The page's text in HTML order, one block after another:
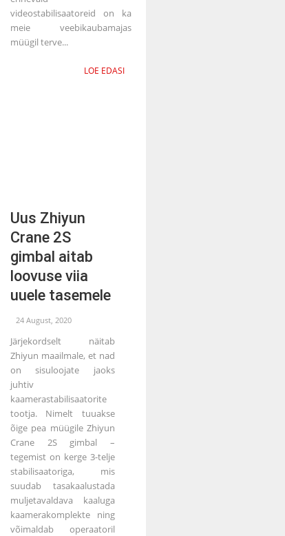
videostabilisaatoreid on ka
meie veebikaubamajas
müügil terve...
LOE EDASI
Uus Zhiyun
Crane 2S
gimbal aitab
loovuse viia
uuele tasemele
24 August, 2020
Järjekordselt näitab
Zhiyun maailmale, et nad
on sisuloojate jaoks
juhtiv
kaamerastabilisaatorite
tootja. Nimelt tuuakse
õige pea müügile Zhiyun
Crane 2S gimbal –
tegemist on kerge 3-telje
stabilisaatoriga, mis
suudab tasakaalustada
muljetavaldava kaaluga
kaamerakomplekte ning
võimaldab operaatoril